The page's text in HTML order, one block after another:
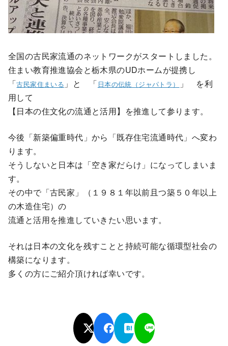
全国の古民家流通のネットワークがスタートしました。
住まい教育推進協会と栃木県のUDホームが提携し
「古民家住まいる 」と 「 日本の伝統（ジャパトラ）
」 を利
用して
【日本の住文化の流通と活用】を推進して参ります。
今後「新築偏重時代」から「既存住宅流通時代」へ変わ
ります。
そうしないと日本は「空き家だらけ」になってしまいま
す。
その中で「古民家」（１９８１年以前且つ築５０年以上
の木造住宅）の
流通と活用を推進していきたい思います。
それは日本の文化を残すことと持続可能な循環型社会の
構築になります。
多くの方にご紹介頂ければ幸いです。